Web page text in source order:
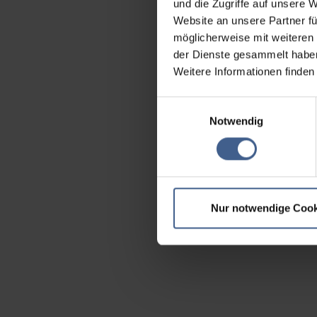
und die Zugriffe auf unsere
Website an unsere Partner
möglicherweise mit
der Dienste gesammelt
Weitere Informationen
Notwendig
Nur notwendige